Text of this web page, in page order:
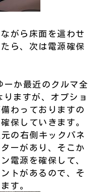
がら床面を這わせ
ら、次は電源確保
か最近のクルマ全
ますが、オプショ
わっておりますの
保していきます。
の右側キックパネ
ーがあり、そこか
電源を確保して、
トがあるので、そ
す。